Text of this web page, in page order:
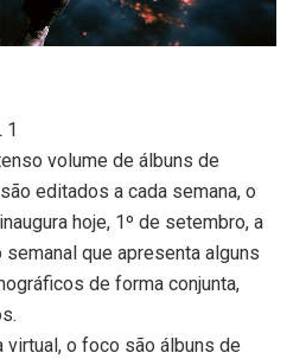
1
volume de álbuns de
editados a cada semana, o
hoje, 1º de setembro, a
que apresenta alguns
de forma conjunta,
o foco são álbuns de